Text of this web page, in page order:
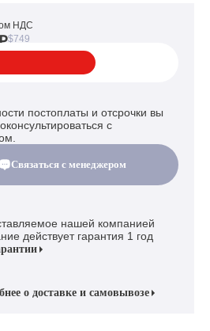
НДС
$749
постоплаты и отсрочки вы
с
Связаться с менеджером
нашей компанией
действует гарантия 1 год
о доставке и самовывозе